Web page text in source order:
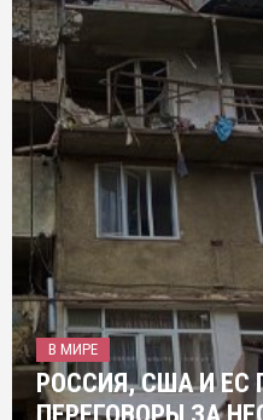
В МИРЕ
РОССИЯ, США И ЕС